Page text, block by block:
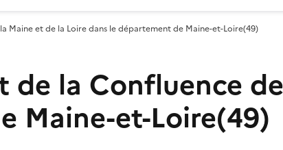
Maine et de la Loire dans le département de Maine-et-Loire(49)
de la Confluence
Maine-et-Loire(49)